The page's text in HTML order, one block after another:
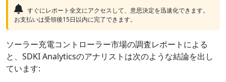
すぐにレポート全文にアクセスして、意思決定を迅速化できます。
お支払いは受領後15日以内に完了できます。
ソーラー充電コントローラー市場の調査レポートによる
と、SDKI Analyticsのアナリストは次のような結論を出し
ています: